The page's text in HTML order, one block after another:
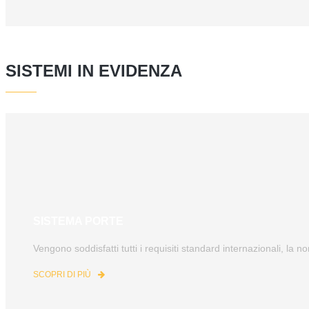
SISTEMI IN EVIDENZA
Vengono soddisfatti tutti i requisiti standard internazionali, la
SCOPRI DI PIÙ